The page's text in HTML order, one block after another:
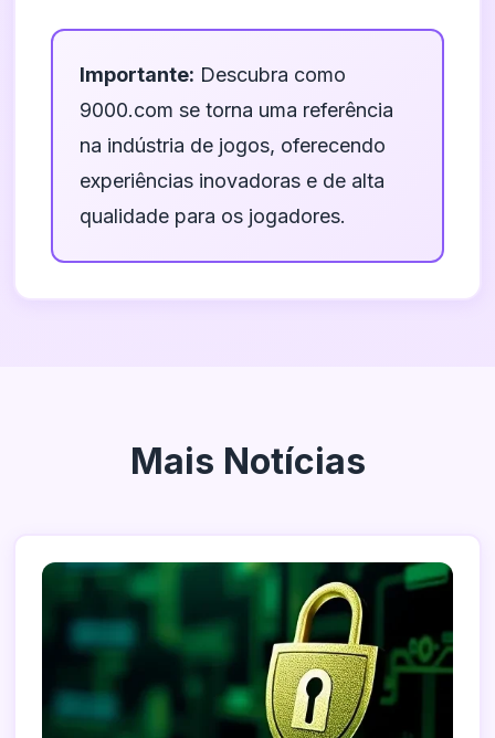
Importante: Descubra como
9000.com se torna uma referência
na indústria de jogos, oferecendo
experiências inovadoras e de alta
qualidade para os jogadores.
Mais Notícias